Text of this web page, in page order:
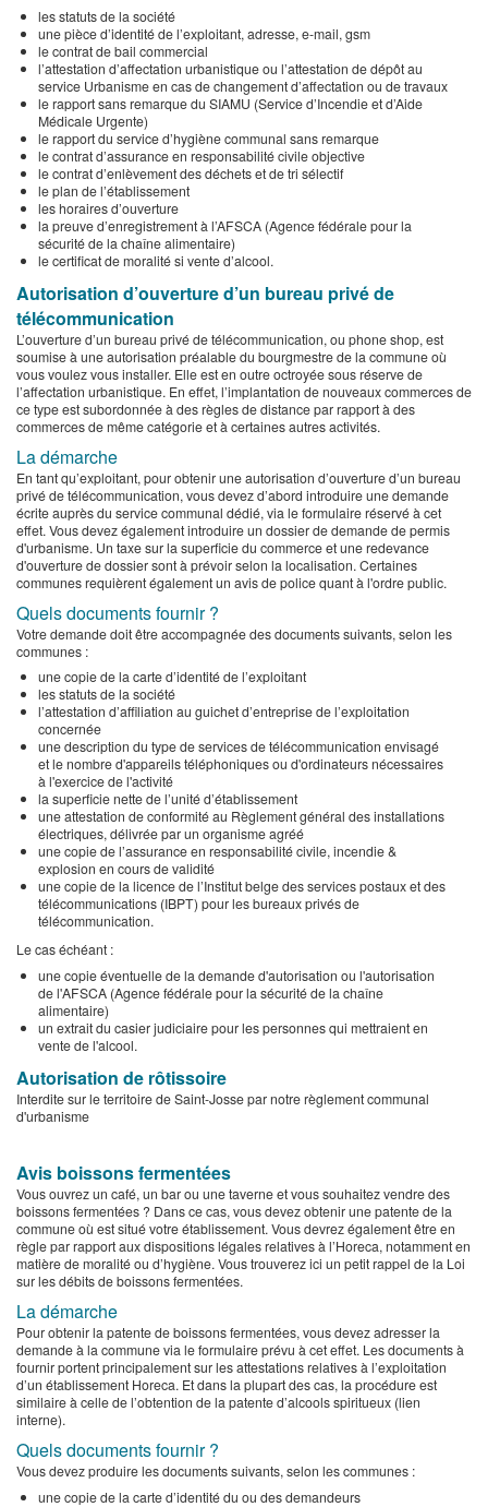
les statuts de la société
une pièce d’identité de l’exploitant, adresse, e-mail, gsm
le contrat de bail commercial
l’attestation d’affectation urbanistique ou l’attestation de dépôt au
service Urbanisme en cas de changement d’affectation ou de travaux
le rapport sans remarque du SIAMU (Service d’Incendie et d’Aide
Médicale Urgente)
le rapport du service d’hygiène communal sans remarque
le contrat d’assurance en responsabilité civile objective
le contrat d’enlèvement des déchets et de tri sélectif
le plan de l’établissement
les horaires d’ouverture
la preuve d’enregistrement à l’AFSCA (Agence fédérale pour la
sécurité de la chaîne alimentaire)
le certificat de moralité si vente d’alcool.
Autorisation d’ouverture d’un bureau privé de
télécommunication
L’ouverture d’un bureau privé de télécommunication, ou phone shop, est
soumise à une autorisation préalable du bourgmestre de la commune où
vous voulez vous installer. Elle est en outre octroyée sous réserve de
l’affectation urbanistique. En effet, l’implantation de nouveaux commerces de
ce type est subordonnée à des règles de distance par rapport à des
commerces de même catégorie et à certaines autres activités.
La démarche
En tant qu’exploitant, pour obtenir une autorisation d’ouverture d’un bureau
privé de télécommunication, vous devez d’abord introduire une demande
écrite auprès du service communal dédié, via le formulaire réservé à cet
effet. Vous devez également introduire un dossier de demande de permis
d'urbanisme. Un taxe sur la superficie du commerce et une redevance
d'ouverture de dossier sont à prévoir selon la localisation. Certaines
communes requièrent également un avis de police quant à l'ordre public.
Quels documents fournir ?
Votre demande doit être accompagnée des documents suivants, selon les
communes :
une copie de la carte d’identité de l’exploitant
les statuts de la société
l’attestation d’affiliation au guichet d’entreprise de l’exploitation
concernée
une description du type de services de télécommunication envisagé
et le nombre d'appareils téléphoniques ou d'ordinateurs nécessaires
à l'exercice de l'activité
la superficie nette de l’unité d’établissement
une attestation de conformité au Règlement général des installations
électriques, délivrée par un organisme agréé
une copie de l’assurance en responsabilité civile, incendie &
explosion en cours de validité
une copie de la licence de l’Institut belge des services postaux et des
télécommunications (IBPT) pour les bureaux privés de
télécommunication.
Le cas échéant :
une copie éventuelle de la demande d'autorisation ou l'autorisation
de l'AFSCA (Agence fédérale pour la sécurité de la chaîne
alimentaire)
un extrait du casier judiciaire pour les personnes qui mettraient en
vente de l'alcool.
Autorisation de rôtissoire
Interdite sur le territoire de Saint-Josse par notre règlement communal
d'urbanisme
Avis boissons fermentées
Vous ouvrez un café, un bar ou une taverne et vous souhaitez vendre des
boissons fermentées ? Dans ce cas, vous devez obtenir une patente de la
commune où est situé votre établissement. Vous devrez également être en
règle par rapport aux dispositions légales relatives à l’Horeca, notamment en
matière de moralité ou d’hygiène. Vous trouverez ici un petit rappel de la Loi
sur les débits de boissons fermentées.
La démarche
Pour obtenir la patente de boissons fermentées, vous devez adresser la
demande à la commune via le formulaire prévu à cet effet. Les documents à
fournir portent principalement sur les attestations relatives à l’exploitation
d’un établissement Horeca. Et dans la plupart des cas, la procédure est
similaire à celle de l’obtention de la patente d’alcools spiritueux (lien
interne).
Quels documents fournir ?
Vous devez produire les documents suivants, selon les communes :
une copie de la carte d’identité du ou des demandeurs